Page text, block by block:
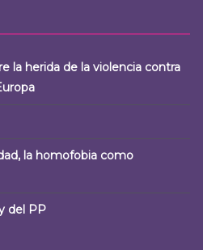
la herida de la violencia contra
la homofobia como
del PP